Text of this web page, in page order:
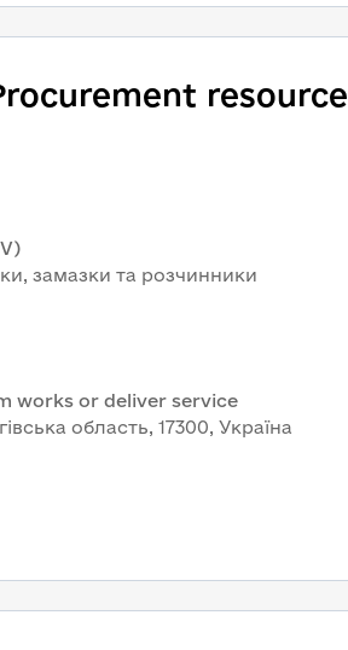
resource
замазки та розчинники
works or deliver service
область, 17300, Україна